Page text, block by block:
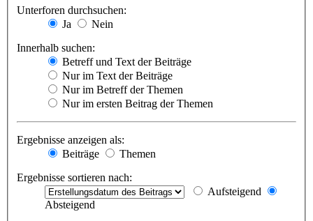
Unterforen durchsuchen:
Ja
Nein
Innerhalb suchen:
Betreff und Text der Beiträge
Nur im Text der Beiträge
Nur im Betreff der Themen
Nur im ersten Beitrag der Themen
Ergebnisse anzeigen als:
Beiträge
Themen
Ergebnisse sortieren nach:
Aufsteigend
Absteigend